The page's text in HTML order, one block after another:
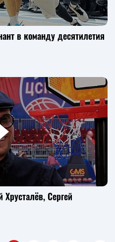
в команду десятилетия
Сергей